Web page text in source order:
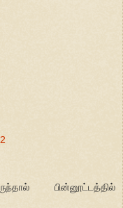
பின்னூட்டத்தில்